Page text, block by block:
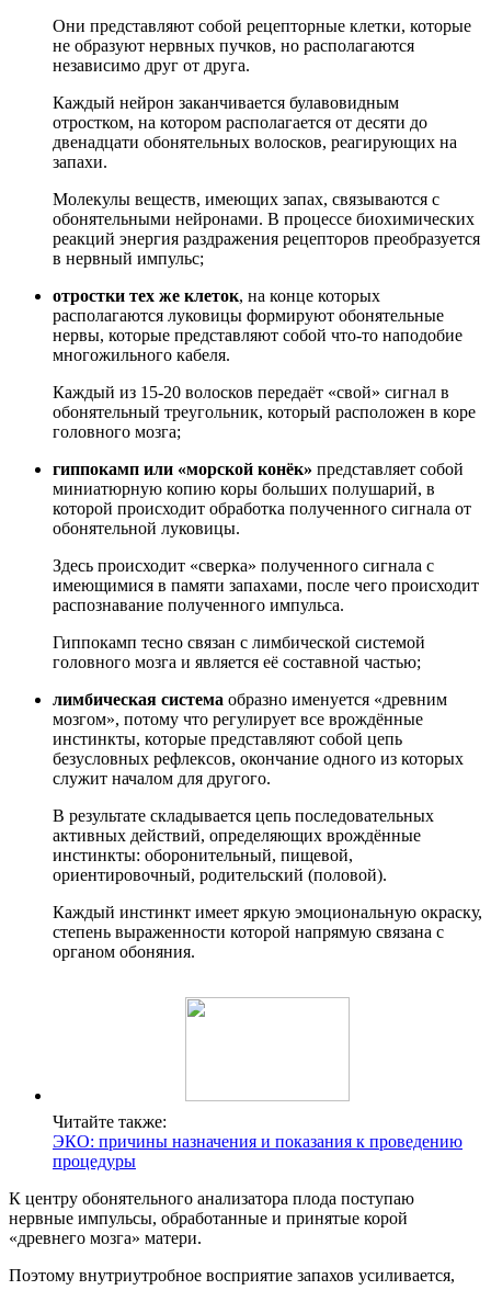
Они представляют собой рецепторные клетки, которые
не образуют нервных пучков, но располагаются
независимо друг от друга.
Каждый нейрон заканчивается булавовидным
отростком, на котором располагается от десяти до
двенадцати обонятельных волосков, реагирующих на
запахи.
Молекулы веществ, имеющих запах, связываются с
обонятельными нейронами. В процессе биохимических
реакций энергия раздражения рецепторов преобразуется
в нервный импульс;
отростки тех же клеток, на конце которых
располагаются луковицы формируют обонятельные
нервы, которые представляют собой что-то наподобие
многожильного кабеля.
Каждый из 15-20 волосков передаёт «свой» сигнал в
обонятельный треугольник, который расположен в коре
головного мозга;
гиппокамп или «морской конёк» представляет собой
миниатюрную копию коры больших полушарий, в
которой происходит обработка полученного сигнала от
обонятельной луковицы.
Здесь происходит «сверка» полученного сигнала с
имеющимися в памяти запахами, после чего происходит
распознавание полученного импульса.
Гиппокамп тесно связан с лимбической системой
головного мозга и является её составной частью;
лимбическая система образно именуется «древним
мозгом», потому что регулирует все врождённые
инстинкты, которые представляют собой цепь
безусловных рефлексов, окончание одного из которых
служит началом для другого.
В результате складывается цепь последовательных
активных действий, определяющих врождённые
инстинкты: оборонительный, пищевой,
ориентировочный, родительский (половой).
Каждый инстинкт имеет яркую эмоциональную окраску,
степень выраженности которой напрямую связана с
органом обоняния.
Читайте также:
ЭКО: причины назначения и показания к проведению
процедуры
К центру обонятельного анализатора плода поступаю
нервные импульсы, обработанные и принятые корой
«древнего мозга» матери.
Поэтому внутриутробное восприятие запахов усиливается,